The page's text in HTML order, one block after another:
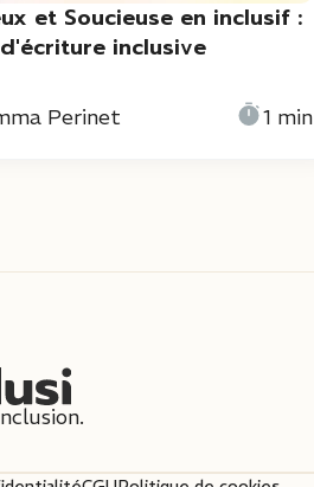
et Soucieuse en inclusif :
inclusive
Perinet 1 min